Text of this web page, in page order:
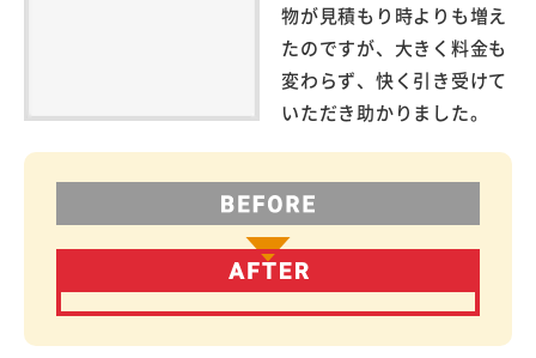
物が見積もり時よりも増え
たのですが、大きく料金も
変わらず、快く引き受けて
いただき助かりました。